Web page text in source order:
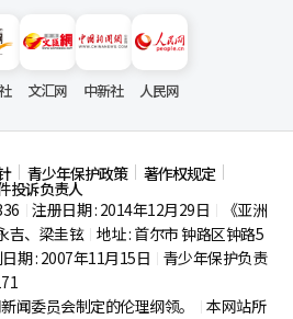
文汇网 中新社 人民网
青少年保护政策 著作权规定
投诉负责人
注册日期 : 2014年12月29日
《亚洲
吉、梁圭铉 地址 : 首尔市钟路区钟路5
期 : 2007年11月15日
青少年保护负责
闻委员会制定的伦理纲领。
本网站所